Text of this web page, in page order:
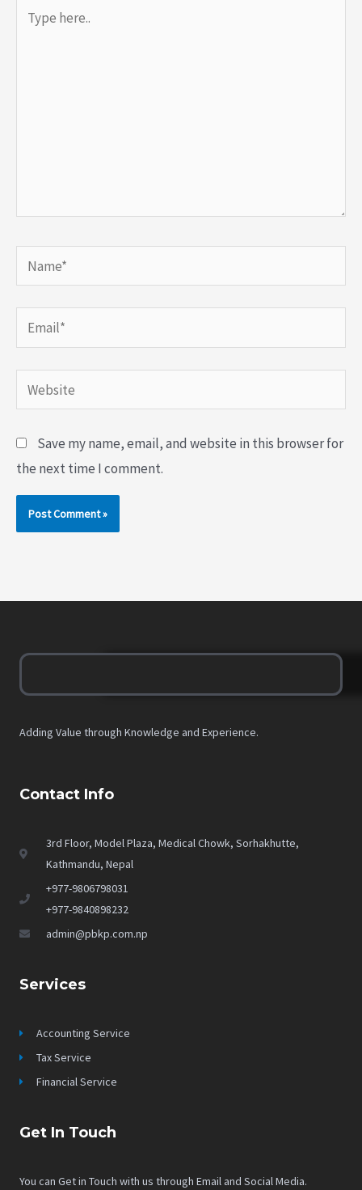
here..
Name*
Email*
Website
Save my name, email, and website in this browser for
the next time I comment.
Adding Value through Knowledge and Experience.
Contact Info
3rd Floor, Model Plaza, Medical Chowk, Sorhakhutte,
Kathmandu, Nepal
+977-9806798031
+977-9840898232
admin@pbkp.com.np
Services
Accounting Service
Tax Service
Financial Service
Get In Touch
You can Get in Touch with us through Email and Social Media.